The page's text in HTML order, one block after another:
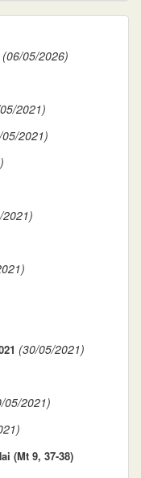
(06/05/2026)
2021)
2021)
2021)
(30/05/2021)
05/2021)
(Mt 9, 37-38)